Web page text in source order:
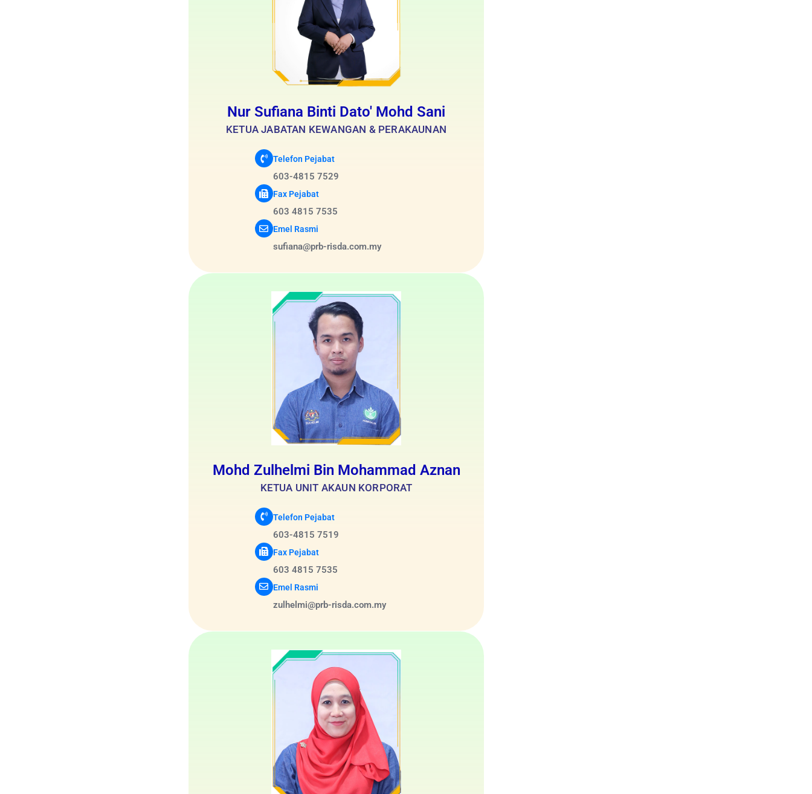
Nur Sufiana Binti Dato' Mohd Sani
KETUA JABATAN KEWANGAN & PERAKAUNAN
Telefon Pejabat
603-4815 7529
Fax Pejabat
603 4815 7535
Emel Rasmi
sufiana@prb-risda.com.my
Mohd Zulhelmi Bin Mohammad Aznan
KETUA UNIT AKAUN KORPORAT
Telefon Pejabat
603-4815 7519
Fax Pejabat
603 4815 7535
Emel Rasmi
zulhelmi@prb-risda.com.my